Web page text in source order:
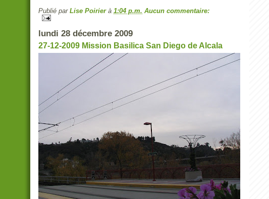
Publié par Lise Poirier à 1:04 p.m. Aucun commentaire:
lundi 28 décembre 2009
27-12-2009 Mission Basilica San Diego de Alcala